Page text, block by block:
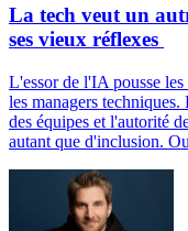
La tech veut un
ses vieux réflexes
L'essor de l'IA pousse les
les managers
des équipes et l'autorité
autant que d'inclusion.